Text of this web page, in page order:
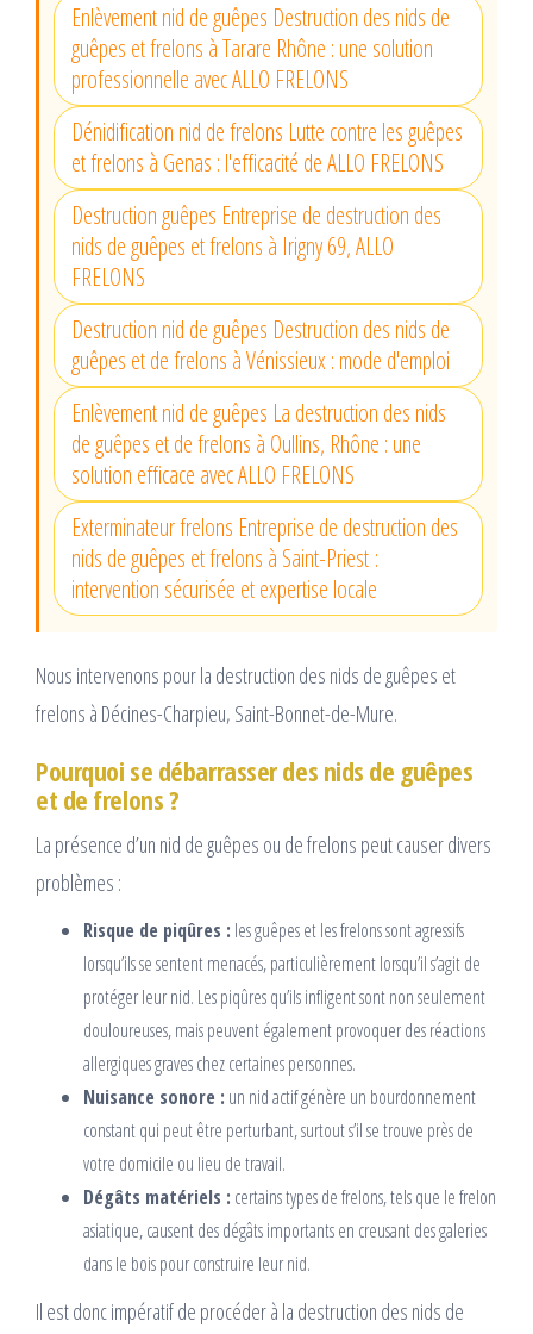
Enlèvement nid de guêpes Destruction des nids de
guêpes et frelons à Tarare Rhône : une solution
professionnelle avec ALLO FRELONS
Dénidification nid de frelons Lutte contre les guêpes
et frelons à Genas : l'efficacité de ALLO FRELONS
Destruction guêpes Entreprise de destruction des
nids de guêpes et frelons à Irigny 69, ALLO
FRELONS
Destruction nid de guêpes Destruction des nids de
guêpes et de frelons à Vénissieux : mode d'emploi
Enlèvement nid de guêpes La destruction des nids
de guêpes et de frelons à Oullins, Rhône : une
solution efficace avec ALLO FRELONS
Exterminateur frelons Entreprise de destruction des
nids de guêpes et frelons à Saint-Priest :
intervention sécurisée et expertise locale
Nous intervenons pour la destruction des nids de guêpes et
frelons à Décines-Charpieu, Saint-Bonnet-de-Mure.
Pourquoi se débarrasser des nids de guêpes
et de frelons ?
La présence d’un nid de guêpes ou de frelons peut causer divers
problèmes :
Risque de piqûres : les guêpes et les frelons sont agressifs
lorsqu’ils se sentent menacés, particulièrement lorsqu’il s’agit de
protéger leur nid. Les piqûres qu’ils infligent sont non seulement
douloureuses, mais peuvent également provoquer des réactions
allergiques graves chez certaines personnes.
Nuisance sonore : un nid actif génère un bourdonnement
constant qui peut être perturbant, surtout s’il se trouve près de
votre domicile ou lieu de travail.
Dégâts matériels : certains types de frelons, tels que le frelon
asiatique, causent des dégâts importants en creusant des galeries
dans le bois pour construire leur nid.
Il est donc impératif de procéder à la destruction des nids de